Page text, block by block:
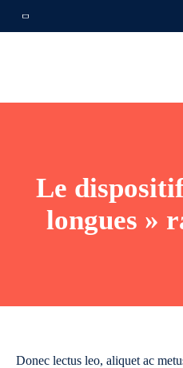
Le
longues »
Donec lectus leo, aliquet ac